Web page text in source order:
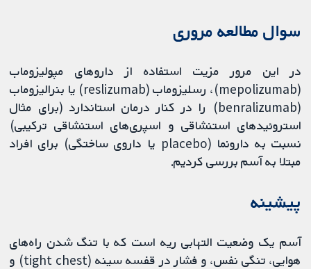
سوال مطالعه مروری
در این مرور مزیت استفاده از داروهای مپولیزوماب
(mepolizumab)، رسلیزوماب (reslizumab) یا بنرالیزوماب
(benralizumab) را در کنار درمان استاندارد (برای مثال
استروئیدهای استنشاقی و اسپری‌های استنشاقی ترکیبی)
نسبت به دارونما (placebo یا داروی ساختگی) برای افراد
مبتلا به آسم بررسی کردیم.
پیشینه
آسم یک وضعیت التهابی ریه است که با تنگ شدن راه‌های
هوایی، تنگی نفس، و فشار در قفسه سینه (tight chest) و